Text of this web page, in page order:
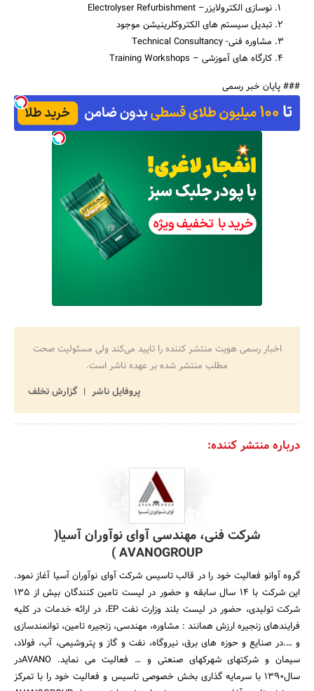
نوسازی الکترولایزر– Electrolyser Refurbishment
تبدیل سیستم های الکتروکلرینیشن موجود
مشاوره فنی- Technical Consultancy
کارگاه های آموزشی – Training Workshops
### پایان خبر رسمی
اخبار رسمی هویت منتشر کننده را تایید می‌کند ولی مسئولیت صحت
مطلب منتشر شده بر عهده ناشر است.
پروفایل ناشر
گزارش تخلف
درباره منتشر کننده:
شرکت فنی، مهندسی آوای نوآوران آسیا(
AVANOGROUP )
گروه آوانو فعالیت خود را در قالب تاسیس شرکت آوای نوآوران آسیا آغاز نمود.
این شرکت با 14 سال سابقه و حضور در لیست تامین کنندگان بیش از 135
شرکت تولیدی، حضور در لیست بلند وزارت نفت EP، در ارائه خدمات در کلیه
فرایندهای زنجیره ارزش همانند : مشاوره، مهندسی، زنجیره تامین، توانمندسازی
و ….در صنایع و حوزه های برق، نیروگاه، نفت و گاز و پتروشیمی، آب، فولاد،
سیمان و شرکتهای شهرکهای صنعتی و … فعالیت می نماید. AVANOدر
سال1390 با سرمایه گذاری بخش خصوصی تاسیس و فعالیت خود را با تمرکز